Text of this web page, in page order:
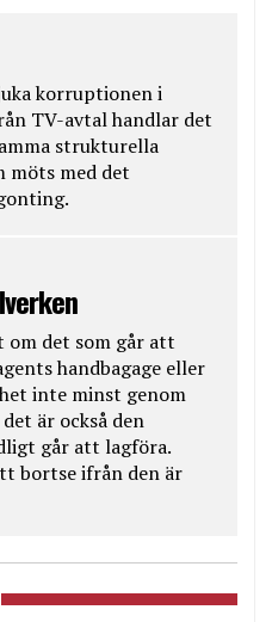
korruptionen i
TV-avtal handlar det
strukturella
möts med det
det som går att
handbagage eller
inte minst genom
är också den
går att lagföra.
bortse ifrån den är